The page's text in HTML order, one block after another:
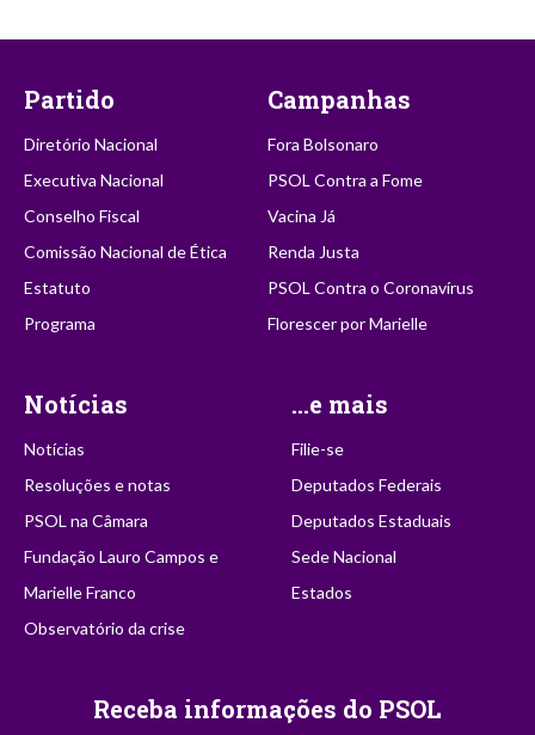
Partido
Diretório Nacional
Executiva Nacional
Conselho Fiscal
Comissão Nacional de Ética
Estatuto
Programa
Campanhas
Fora Bolsonaro
PSOL Contra a Fome
Vacina Já
Renda Justa
PSOL Contra o Coronavírus
Florescer por Marielle
Notícias
Notícias
Resoluções e notas
PSOL na Câmara
Fundação Lauro Campos e
Marielle Franco
Observatório da crise
...e mais
Filie-se
Deputados Federais
Deputados Estaduais
Sede Nacional
Estados
Receba informações do PSOL